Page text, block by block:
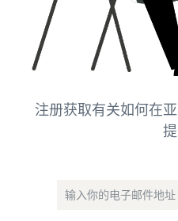
注册获取有关如何在